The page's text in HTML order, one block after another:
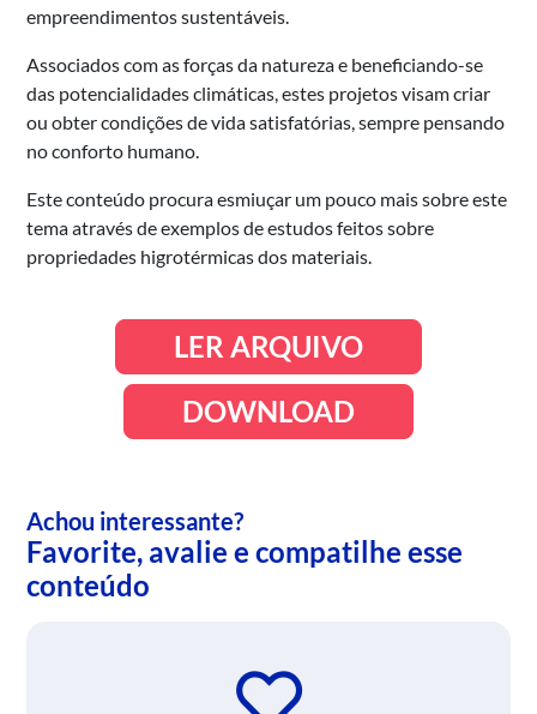
empreendimentos sustentáveis.
Associados com as forças da natureza e beneficiando-se
das potencialidades climáticas, estes projetos visam criar
ou obter condições de vida satisfatórias, sempre pensando
no conforto humano.
Este conteúdo procura esmiuçar um pouco mais sobre este
tema através de exemplos de estudos feitos sobre
propriedades higrotérmicas dos materiais.
LER ARQUIVO
DOWNLOAD
Achou interessante?
Favorite, avalie e compatilhe esse
conteúdo